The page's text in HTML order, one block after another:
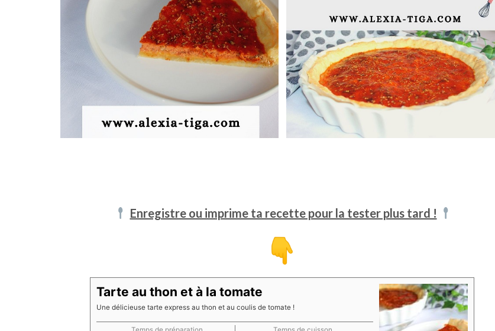
Enregistre ou imprime ta recette pour la tester plus tard !
Tarte au thon et à la tomate
Une délicieuse tarte express au thon et au coulis de tomate !